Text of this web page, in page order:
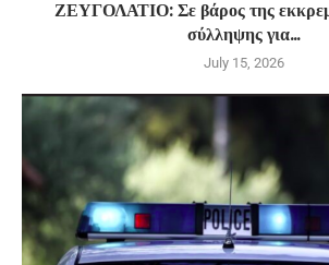
ΖΕΥΓΟΛΑΤΙΟ: Σε βάρος της
σύλληψης για...
July 15, 2026